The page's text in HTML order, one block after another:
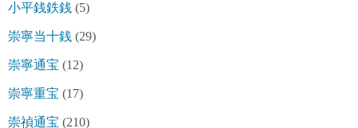
小平銭鉄銭 (5)
崇寧当十銭 (29)
崇寧通宝 (12)
崇寧重宝 (17)
崇禎通宝 (210)